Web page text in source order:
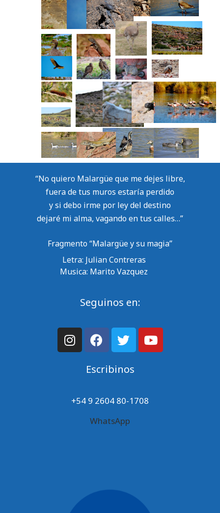
“No quiero Malargüe que me dejes libre,
fuera de tus muros estaría perdido
y si debo irme por ley del destino
dejaré mi alma, vagando en tus calles…”
Fragmento “Malargüe y su magia”
Letra: Julian Contreras
Musica: Marito Vazquez
Seguinos en:
Escribinos
+54 9 2604 80-1708
WhatsApp